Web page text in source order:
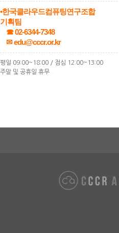
•한국클라우드컴퓨팅연구조합
기획팀
☎ 02-6344-7348
✉ edu@cccr.or.kr
평일 09:00~18:00 / 점심 12:00~13:00
주말 및 공휴일 휴무